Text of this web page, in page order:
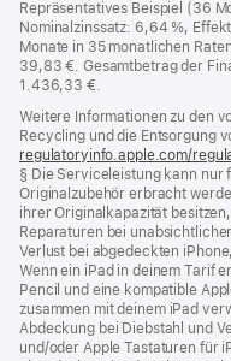
Repräsentatives Beispiel (36
Nominalzinssatz: 6,64 %,
Monate in 35 monatlichen
39,83 €. Gesamtbetrag der
1.436,33 €.
Weitere Informationen zu den
Recycling und die Entsorgung
regulatoryinfo.apple.com/
§ Die Serviceleistung kann
Originalzubehör erbracht
ihrer Originalkapazität
Reparaturen bei
Verlust bei abgedeckten
Wenn ein iPad in deinem Tarif
Pencil und eine kompatible
zusammen mit deinem iPad
Abdeckung bei Diebstahl und
und/oder Apple Tastaturen für